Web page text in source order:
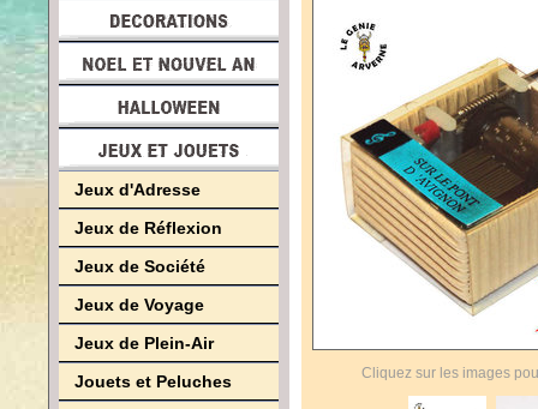
Jeux d'Adresse
Jeux de Réflexion
Jeux de Société
Jeux de Voyage
Jeux de Plein-Air
Jouets et Peluches
Cliquez sur les images